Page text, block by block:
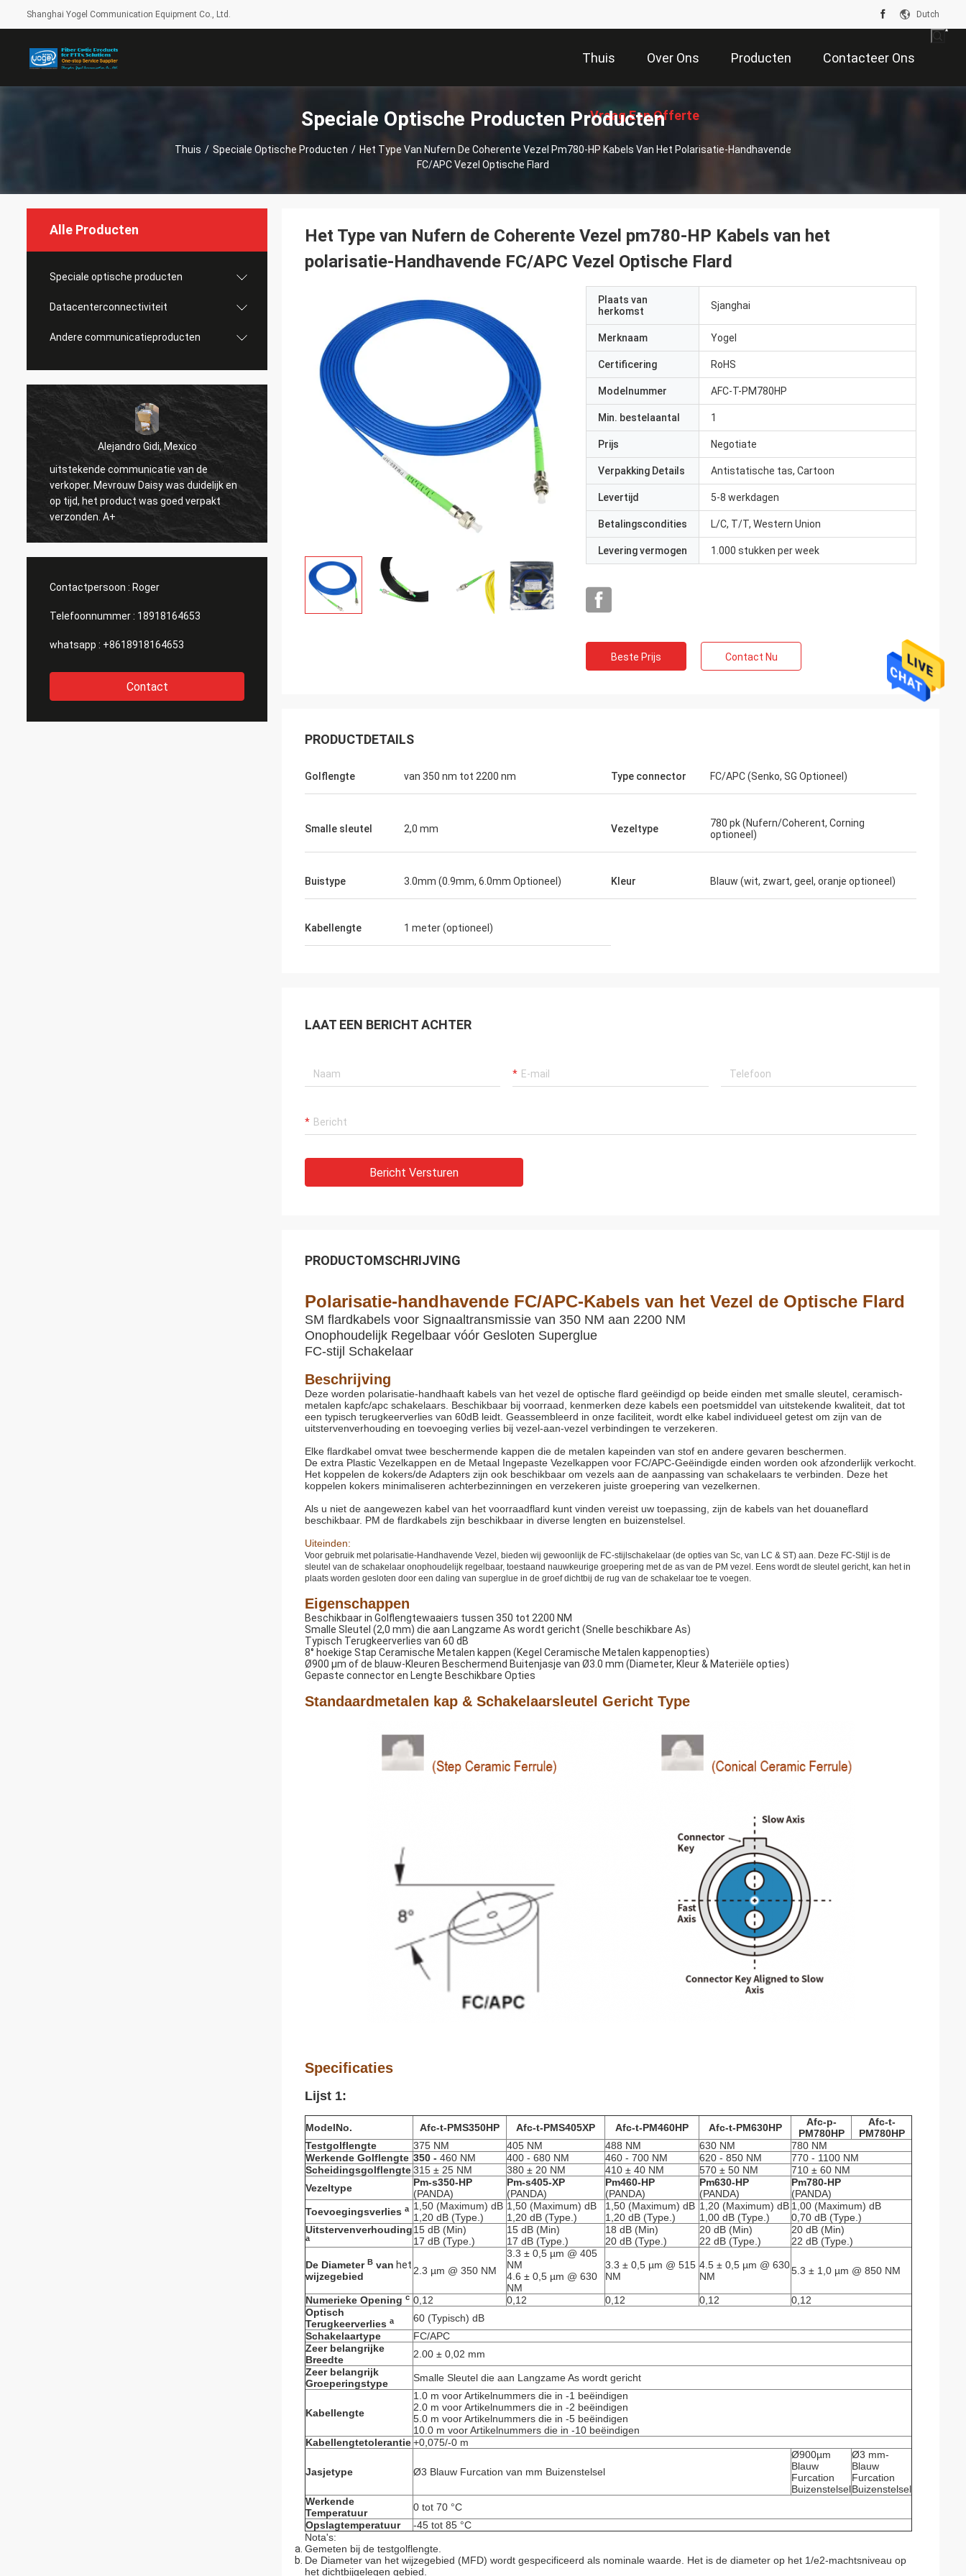
Shanghai Yogel Communication Equipment Co., Ltd. Dutch
Thuis Over Ons Producten Contacteer Ons
Vraag Een Offerte
Speciale Optische Producten Producten
Thuis / Speciale Optische Producten / Het Type Van Nufern De Coherente Vezel Pm780-HP Kabels Van Het Polarisatie-Handhavende
FC/APC Vezel Optische Flard
Alle Producten
Speciale optische producten
Datacenterconnectiviteit
Andere communicatieproducten
Alejandro Gidi, Mexico
communicatie van de
Mevrouw Daisy was duidelijk en
het product was goed verpakt
Sergey Shapotkin, Russische Federatie
alles in orde
rhode alain,Frankrijk
Het is erg prettig om met echte
professionals te werken. Ze zijn attent en
reageren snel.
Contactpersoon : Roger
Telefoonnummer : 18918164653
whatsapp : +8618918164653
Contact
Het Type van Nufern de Coherente Vezel pm780-HP Kabels van het
polarisatie-Handhavende FC/APC Vezel Optische Flard
Plaats van
herkomst
Sjanghai
Merknaam Yogel
Certificering RoHS
Modelnummer AFC-T-PM780HP
Min. bestelaantal 1
Prijs Negotiate
Verpakking Details Antistatische tas, Cartoon
Levertijd 5-8 werkdagen
Betalingscondities L/C, T/T, Western Union
Levering vermogen 1.000 stukken per week
Beste Prijs Contact Nu
PRODUCTDETAILS
Golflengte van 350 nm tot 2200 nm Type connector FC/APC (Senko, SG Optioneel)
Smalle sleutel 2,0 mm Vezeltype
780 pk (Nufern/Coherent, Corning
optioneel)
Buistype 3.0mm (0.9mm, 6.0mm Optioneel) Kleur Blauw (wit, zwart, geel, oranje optioneel)
Kabellengte 1 meter (optioneel)
LAAT EEN BERICHT ACHTER
Bericht Versturen
PRODUCTOMSCHRIJVING
Polarisatie-handhavende FC/APC-Kabels van het Vezel de Optische Flard
SM flardkabels voor Signaaltransmissie van 350 NM aan 2200 NM
Onophoudelijk Regelbaar vóór Gesloten Superglue
FC-stijl Schakelaar
Beschrijving
Deze worden polarisatie-handhaaft kabels van het vezel de optische flard geëindigd op beide einden met smalle sleutel, ceramisch-
metalen kapfc/apc schakelaars. Beschikbaar bij voorraad, kenmerken deze kabels een poetsmiddel van uitstekende kwaliteit, dat tot
een typisch terugkeerverlies van 60dB leidt. Geassembleerd in onze faciliteit, wordt elke kabel individueel getest om zijn van de
uitstervenverhouding en toevoeging verlies bij vezel-aan-vezel verbindingen te verzekeren.
Elke flardkabel omvat twee beschermende kappen die de metalen kapeinden van stof en andere gevaren beschermen.
De extra Plastic Vezelkappen en de Metaal Ingepaste Vezelkappen voor FC/APC-Geëindigde einden worden ook afzonderlijk verkocht.
Het koppelen de kokers/de Adapters zijn ook beschikbaar om vezels aan de aanpassing van schakelaars te verbinden. Deze het
koppelen kokers minimaliseren achterbezinningen en verzekeren juiste groepering van vezelkernen.
Als u niet de aangewezen kabel van het voorraadflard kunt vinden vereist uw toepassing, zijn de kabels van het douaneflard
beschikbaar. PM de flardkabels zijn beschikbaar in diverse lengten en buizenstelsel.
Uiteinden:
Voor gebruik met polarisatie-Handhavende Vezel, bieden wij gewoonlijk de FC-stijlschakelaar (de opties van Sc, van LC & ST) aan. Deze FC-Stijl is de
sleutel van de schakelaar onophoudelijk regelbaar, toestaand nauwkeurige groepering met de as van de PM vezel. Eens wordt de sleutel gericht, kan het in
plaats worden gesloten door een daling van superglue in de groef dichtbij de rug van de schakelaar toe te voegen.
Eigenschappen
Beschikbaar in Golflengtewaaiers tussen 350 tot 2200 NM
Smalle Sleutel (2,0 mm) die aan Langzame As wordt gericht (Snelle beschikbare As)
Typisch Terugkeerverlies van 60 dB
8° hoekige Stap Ceramische Metalen kappen (Kegel Ceramische Metalen kappenopties)
Ø900 µm of de blauw-Kleuren Beschermend Buitenjasje van Ø3.0 mm (Diameter, Kleur & Materiële opties)
Gepaste connector en Lengte Beschikbare Opties
Standaardmetalen kap & Schakelaarsleutel Gericht Type
Specificaties
Lijst 1:
ModelNo. Afc-t-PMS350HP Afc-t-PMS405XP Afc-t-PM460HP Afc-t-PM630HP
Afc-p-
PM780HP
Afc-t-
PM780HP
Testgolflengte
375 NM 405 NM 488 NM 630 NM
780 NM
Werkende Golflengte 350 - 460 NM 400 - 680 NM 460 - 700 NM 620 - 850 NM
770 - 1100 NM
Scheidingsgolflengte315 ± 25 NM 380 ± 20 NM 410 ± 40 NM 570 ± 50 NM
710 ± 60 NM
Vezeltype
Pm-s350-HP
(PANDA)
Pm-s405-XP
(PANDA)
Pm460-HP
(PANDA)
Pm630-HP
(PANDA)
Pm780-HP
(PANDA)
Toevoegingsverlies a 1,50 (Maximum) dB
1,20 dB (Type.)
1,50 (Maximum) dB
1,20 dB (Type.)
1,50 (Maximum) dB
1,20 dB (Type.)
1,20 (Maximum) dB
1,00 dB (Type.)
1,00 (Maximum) dB
0,70 dB (Type.)
Uitstervenverhouding
a
15 dB (Min)
17 dB (Type.)
15 dB (Min)
17 dB (Type.)
18 dB (Min)
20 dB (Type.)
20 dB (Min)
22 dB (Type.)
20 dB (Min)
22 dB (Type.)
De Diameter B van het
wijzegebied
2.3 µm @ 350 NM
3.3 ± 0,5 µm @ 405
NM
4.6 ± 0,5 µm @ 630
NM
3.3 ± 0,5 µm @ 515
NM
4.5 ± 0,5 µm @ 630
NM
5.3 ± 1,0 µm @ 850 NM
Numerieke Opening c 0,12 0,12 0,12 0,12
0,12
Optisch
Terugkeerverlies a
60 (Typisch) dB
Schakelaartype
FC/APC
Zeer belangrijke
Breedte
2.00 ± 0,02 mm
Zeer belangrijk
Groeperingstype
Smalle Sleutel die aan Langzame As wordt gericht
Kabellengte
1.0 m voor Artikelnummers die in -1 beëindigen
2.0 m voor Artikelnummers die in -2 beëindigen
5.0 m voor Artikelnummers die in -5 beëindigen
10.0 m voor Artikelnummers die in -10 beëindigen
Kabellengtetolerantie+0,075/-0 m
Jasjetype Ø3 Blauw Furcation van mm Buizenstelsel
Ø900µm
Blauw
Furcation
Buizenstelsel
Ø3 mm-
Blauw
Furcation
Buizenstelsel
Werkende
Temperatuur
0 tot 70 °C
Opslagtemperatuur
-45 tot 85 °C
Nota's:
Gemeten bij de testgolflengte.
De Diameter van het wijzegebied (MFD) wordt gespecificeerd als nominale waarde. Het is de diameter op het 1/e2-machtsniveau op
het dichtbijgelegen gebied.